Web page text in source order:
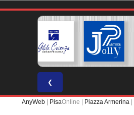
❮
AnyWeb | PisaOnline | Piazza Armerina |